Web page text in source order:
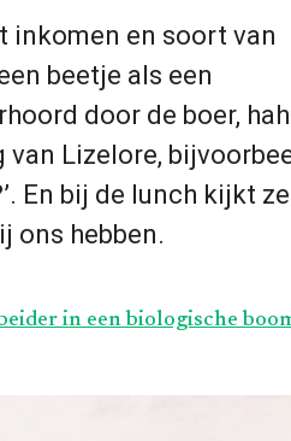
inkomen en soort van
beetje als een
door de boer,
Lizelore,
En bij de lunch kijkt
ons hebben.
in een biologische